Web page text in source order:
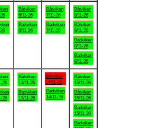
Båtviken
6/11-26
Badviken
6/11-26
Båtviken
7/11-26
Badviken
7/11-26
Båtviken
8/11-26
Båtviken
8/11-26
Badviken
8/11-26
Badviken
8/11-26
26
26
Båtviken
13/11-26
Badviken
13/11-26
Båtviken
14/11-26
Badviken
14/11-26
Båtviken
15/11-26
Båtviken
15/11-26
Badviken
15/11-26
Badviken